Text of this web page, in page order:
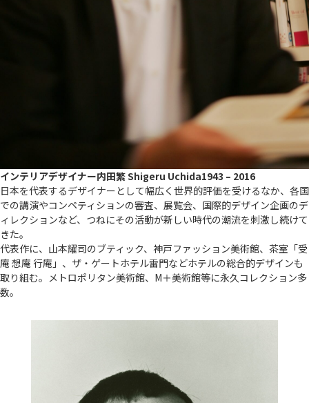
インテリアデザイナー内田繁 Shigeru Uchida1943 – 2016
日本を代表するデザイナーとして幅広く世界的評価を受けるなか、各国
での講演やコンペティションの審査、展覧会、国際的デザイン企画のデ
ィレクションなど、つねにその活動が新しい時代の潮流を刺激し続けて
きた。
代表作に、山本耀司のブティック、神戸ファッション美術館、茶室「受
庵 想庵 行庵」、ザ・ゲートホテル雷門などホテルの総合的デザインも
取り組む。メトロポリタン美術館、М＋美術館等に永久コレクション多
数。